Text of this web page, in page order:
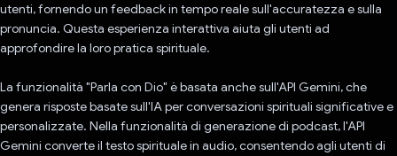
utenti, fornendo un feedback in tempo reale sull'accuratezza e sulla
pronuncia. Questa esperienza interattiva aiuta gli utenti ad
approfondire la loro pratica spirituale.
La funzionalità "Parla con Dio" è basata anche sull'API Gemini, che
genera risposte basate sull'IA per conversazioni spirituali significative e
personalizzate. Nella funzionalità di generazione di podcast, l'API
Gemini converte il testo spirituale in audio, consentendo agli utenti di